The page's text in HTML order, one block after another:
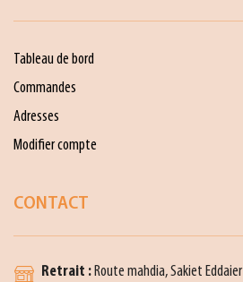
Tableau de bord
Commandes
Adresses
Modifier compte
CONTACT
Retrait :Route mahdia, Sakiet Eddaier